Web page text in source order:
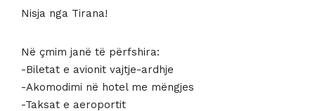
Nisja nga Tirana!
Në çmim janë të përfshira:
-Biletat e avionit vajtje-ardhje
-Akomodimi në hotel me mëngjes
-Taksat e aeroportit